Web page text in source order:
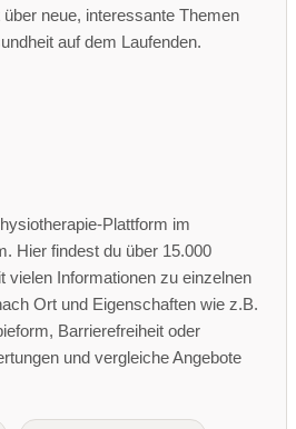
neue, interessante Themen
auf dem Laufenden.
Plattform im
Hier findest du über 15.000
vielen Informationen zu einzelnen
Ort und Eigenschaften wie z.B.
Barrierefreiheit oder
und vergleiche Angebote